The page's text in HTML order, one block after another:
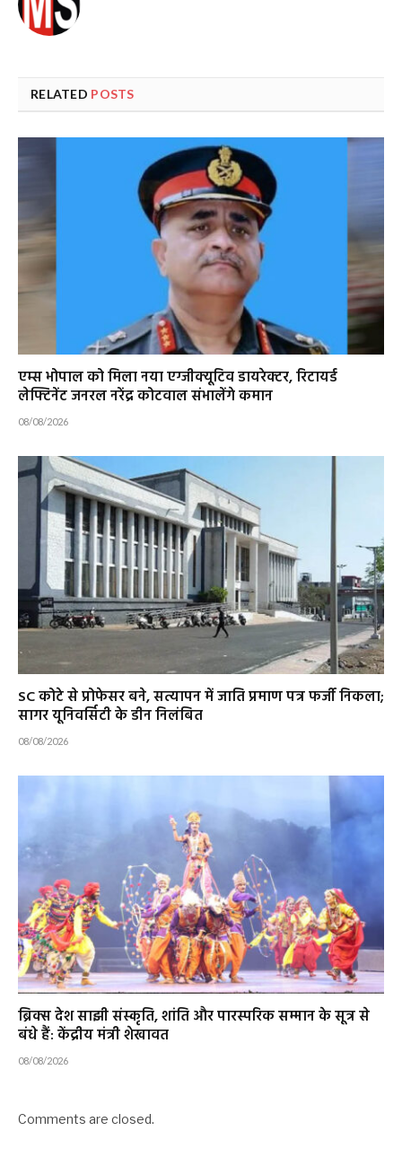
RELATED POSTS
एम्स भोपाल को मिला नया एग्जीक्यूटिव डायरेक्टर, रिटायर्ड
लेफ्टिनेंट जनरल नरेंद्र कोटवाल संभालेंगे कमान
08/08/2026
SC कोटे से प्रोफेसर बने, सत्यापन में जाति प्रमाण पत्र फर्जी निकला;
सागर यूनिवर्सिटी के डीन निलंबित
08/08/2026
ब्रिक्स देश साझी संस्कृति, शांति और पारस्परिक सम्मान के सूत्र से
बंधे हैं: केंद्रीय मंत्री शेखावत
08/08/2026
Comments are closed.